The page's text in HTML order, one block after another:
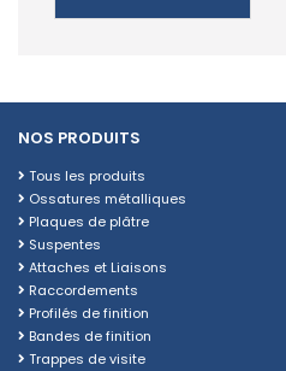
NOS PRODUITS
Tous les produits
Ossatures métalliques
Plaques de plâtre
Suspentes
Attaches et Liaisons
Raccordements
Profilés de finition
Bandes de finition
Trappes de visite